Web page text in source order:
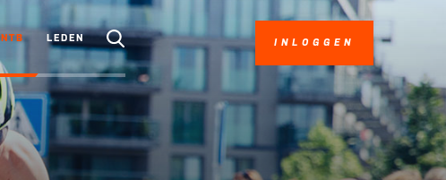
NTB LEDEN INLOGGEN